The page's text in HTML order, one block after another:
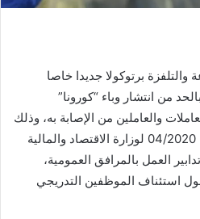
والتلفزة برتوكولا جديدا خاصا
من انتشار وباء “كورونا”
19” وحماية العاملات والعاملين من الإصابة به، وذلك
تنفيذا لمقتضيات المنشور رقم 04/2020 لوزارة الاقتصاد والمالية
العمل بالمرافق العمومية،
استئناف الموظفين التدريجي